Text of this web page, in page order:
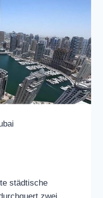
städtische
zwei